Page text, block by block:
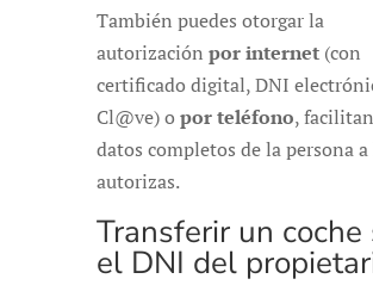
También puedes otorgar la
autorización por internet(con
certificado digital, DNI
Cl@ve) o por teléfono,
datos completos de la persona a
autorizas.
Transferir un coche
el DNI del